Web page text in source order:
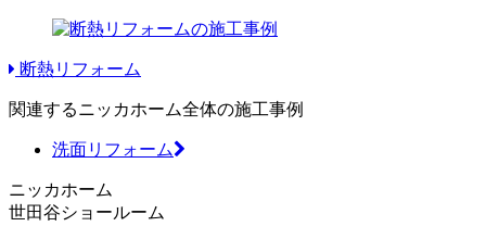
断熱リフォーム
関連するニッカホーム全体の施工事例
洗面リフォーム
ニッカホーム
世田谷ショールーム